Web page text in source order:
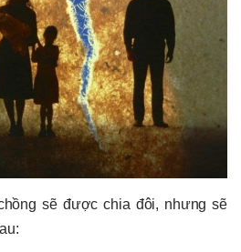
sẽ được chia đôi, nhưng sẽ